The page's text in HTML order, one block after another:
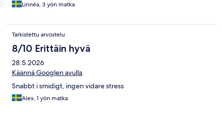
Linnéa, 3 yön matka
Tarkistettu arvostelu
8/10 Erittäin hyvä
28.5.2026
Käännä Googlen avulla
Snabbt i smidigt, ingen vidare stress
Alex, 1 yön matka